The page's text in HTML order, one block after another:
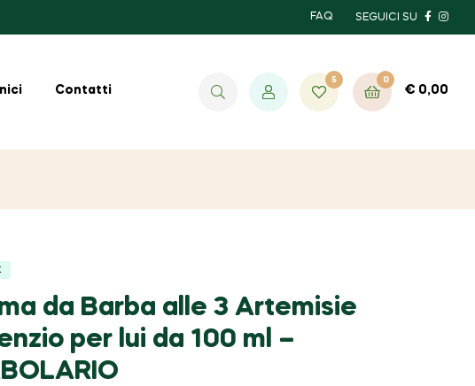
FAQ SEGUICI SU
Contatti
5 0
€ 0,00
da Barba alle 3 Artemisie
per lui da 100 ml –